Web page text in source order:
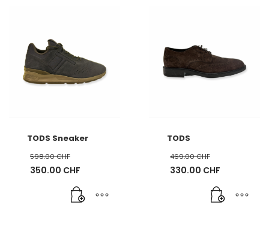
TODS Sneaker
598.00CHF
Ursprünglicher
598.00 CHF
350.00 CHF
350.00 CHF.
TODS
469.00CHF
Ursprünglicher
469.00 CHF
330.00 CHF
330.00 CHF.